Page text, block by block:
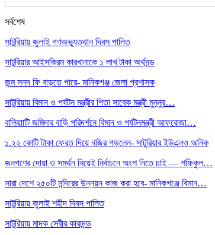
সর্বশেষ
সাটুরিয়ায় জুলাই গণঅভ্যুত্থান দিবস পালিত
সাটুরিয়ার আইসক্রিম কারখানাকে ১ লাখ টাকা অর্থদন্ড
জন্ম সনদ ফি বাড়তে পারে- মানিকগঞ্জ জেলা প্রশাসক
সাটুরিয়ায় বিমান ও পর্যটন মন্ত্রীর পিতা সাবেক মন্ত্রী মুন্নুর…
বালিয়াাটি জমিদার বাড়ি পরিদর্শনে বিমান ও পর্যটনমন্ত্রী আফরোজা…
১.২২ কোটি টাকা ফেরত দিয়ে নজির গড়লেন- সাটুরিয়ার ইউএনও অনিক
জনগণের দোয়া ও সমর্থন নিয়েই নির্বাচনে অংশ নিতে চাই — শফিকুল…
সারা দেশে ২৫০টি মন্দিরের উন্নয়ন কাজ করা হবে- মানিকগঞ্জে বিমান…
সাটুরিয়ায় জুলাই শহীদ দিবস পালিত
সাটুরিয়ায় মাদক সেবীর কারাদন্ড